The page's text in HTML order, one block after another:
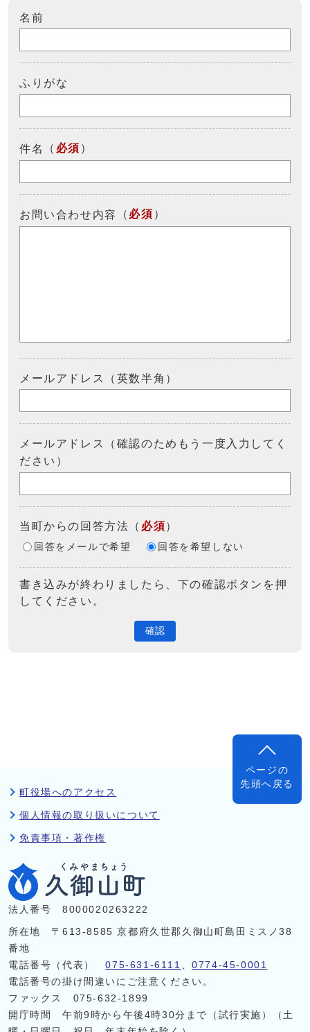
名前
ふりがな
件名 （ 必須 ）
お問い合わせ内容 （ 必須 ）
メールアドレス（英数半角）
メールアドレス（確認のためもう一度入力してく
ださい）
当町からの回答方法 （ 必須）
回答をメールで希望 回答を希望しない
書き込みが終わりましたら、下の確認ボタンを押
してください。
確認
ページの
先頭へ戻る
町役場へのアクセス
個人情報の取り扱いについて
免責事項・著作権
法人番号 8000020263222
所在地 〒613-8585 京都府久世郡久御山町島田ミスノ38
番地
電話番号（代表）075-631-6111 、0774-45-0001
電話番号の掛け間違いにご注意ください。
ファックス 075-632-1899
開庁時間 午前9時から午後4時30分まで（試行実施）（土